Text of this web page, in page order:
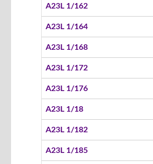
A23L 1/162
A23L 1/164
A23L 1/168
A23L 1/172
A23L 1/176
A23L 1/18
A23L 1/182
A23L 1/185